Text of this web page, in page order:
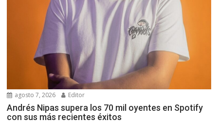
agosto 7, 2026 Editor
Andrés Nipas supera los 70 mil oyentes en Spotify
con sus más recientes éxitos